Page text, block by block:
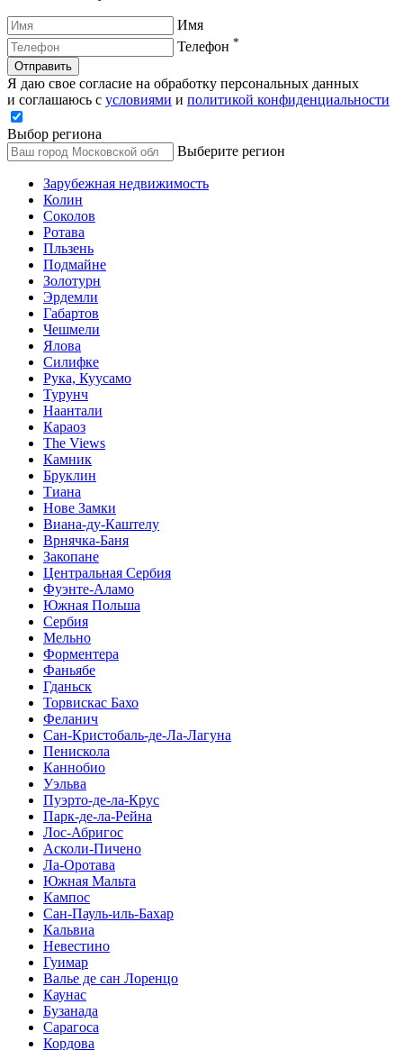
Имя
Телефон *
Отправить
Я даю свое согласие на обработку персональных данных
и соглашаюсь с условиями и политикой конфиденциальности
Выбор региона
Выберите регион
Зарубежная недвижимость
Колин
Соколов
Ротава
Пльзень
Подмайне
Золотурн
Эрдемли
Габартов
Чешмели
Ялова
Силифке
Рука, Куусамо
Турунч
Наантали
Караоз
The Views
Камник
Бруклин
Тиана
Нове Замки
Виана-ду-Каштелу
Врнячка-Баня
Закопане
Центральная Сербия
Фуэнте-Аламо
Южная Польша
Сербия
Мельно
Форментера
Фаньябе
Гданьск
Торвискас Бахо
Феланич
Сан-Кристобаль-де-Ла-Лагуна
Пенискола
Каннобио
Уэльва
Пуэрто-де-ла-Крус
Парк-де-ла-Рейна
Лос-Абригос
Асколи-Пичено
Ла-Оротава
Южная Мальта
Кампос
Сан-Пауль-иль-Бахар
Кальвиа
Невестино
Гуимар
Валье де сан Лоренцо
Каунас
Бузанада
Сарагоса
Кордова